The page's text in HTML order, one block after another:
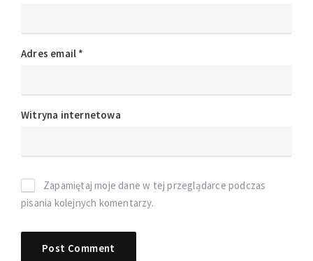
Adres email *
Witryna internetowa
Zapamiętaj moje dane w tej przeglądarce podczas
pisania kolejnych komentarzy.